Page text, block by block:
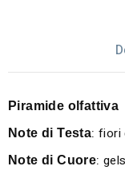
Piramide olfattiva
Note di Testa:fiori
Note di Cuore: